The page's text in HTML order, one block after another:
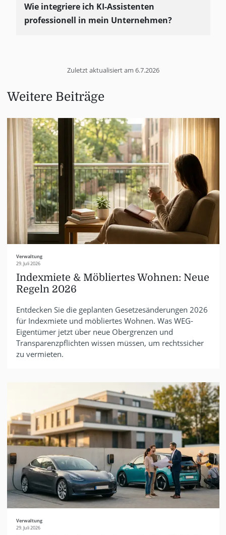
Wie integriere ich KI-Assistenten
professionell in mein Unternehmen?
Zuletzt aktualisiert am 6.7.2026
Weitere Beiträge
Verwaltung
29. Juli 2026
Indexmiete & Möbliertes Wohnen: Neue
Regeln 2026
Entdecken Sie die geplanten Gesetzesänderungen 2026
für Indexmiete und möbliertes Wohnen. Was WEG-
Eigentümer jetzt über neue Obergrenzen und
Transparenzpflichten wissen müssen, um rechtssicher
zu vermieten.
Verwaltung
29. Juli 2026